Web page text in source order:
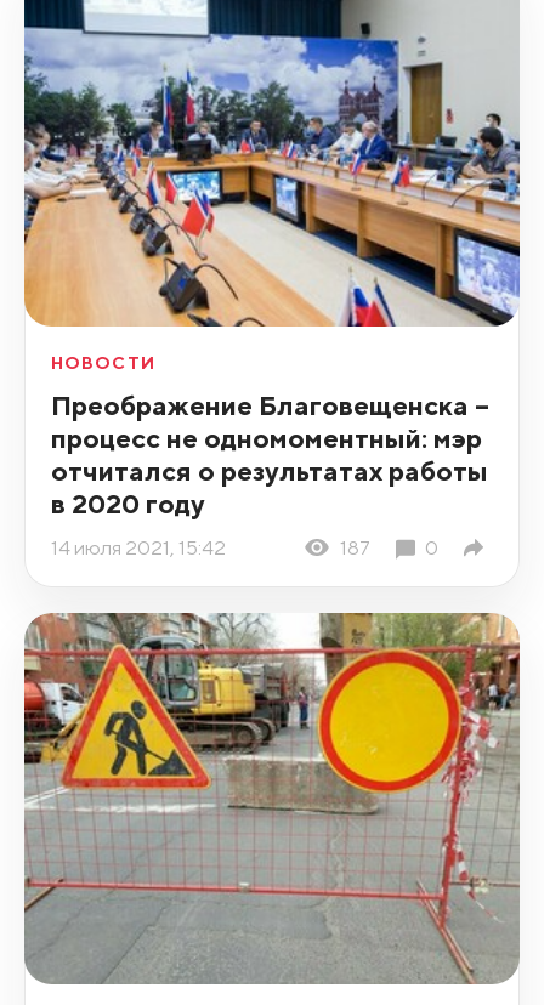
НОВОСТИ
Преображение Благовещенска –
процесс не одномоментный: мэр
отчитался о результатах работы
в 2020 году
14 июля 2021, 15:42 187 0